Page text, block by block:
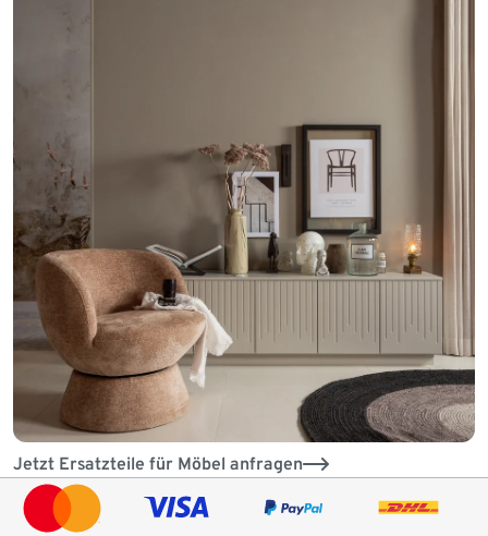
Jetzt Ersatzteile für Möbel anfragen